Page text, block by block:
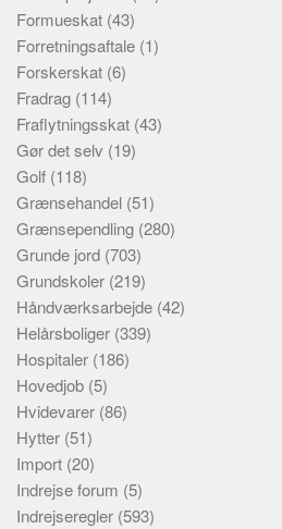
Formueskat (43)
Forretningsaftale (1)
Forskerskat (6)
Fradrag (114)
Fraflytningsskat (43)
Gør det selv (19)
Golf (118)
Grænsehandel (51)
Grænsependling (280)
Grunde jord (703)
Grundskoler (219)
Håndværksarbejde (42)
Helårsboliger (339)
Hospitaler (186)
Hovedjob (5)
Hvidevarer (86)
Hytter (51)
Import (20)
Indrejse forum (5)
Indrejseregler (593)